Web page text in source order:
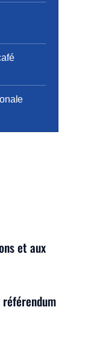
: à
et aux